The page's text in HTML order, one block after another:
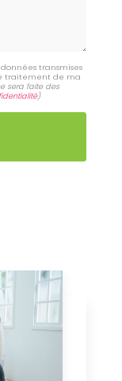
transmises
traitement de ma
sera faite des
)